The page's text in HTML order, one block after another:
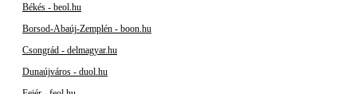
Békés - beol.hu
Borsod-Abaúj-Zemplén - boon.hu
Csongrád - delmagyar.hu
Dunaújváros - duol.hu